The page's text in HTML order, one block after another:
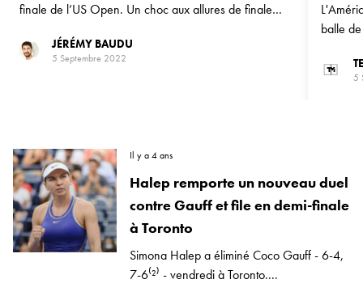
finale de l’US Open. Un choc aux allures de finale
de la quinzaine.
JÉRÉMY BAUDU
5 Septembre 2022
balle
5
Il y a 4 ans
Halep remporte un nouveau duel
contre Gauff et file en demi-finale
à Toronto
Simona Halep a éliminé Coco Gauff - 6-4,
7-6⁽²⁾ - vendredi à Toronto....